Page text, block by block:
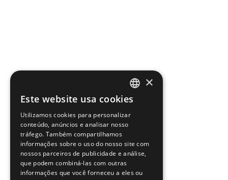
PORTUGUESE
ENGLISH
×
Este website usa cookies
Utilizamos cookies para personalizar
conteúdo, anúncios e analisar nosso
tráfego. Também compartilhamos
informações sobre o uso do nosso site com
nossos parceiros de publicidade e análise,
que podem combiná-las com outras
informações que você forneceu a eles ou